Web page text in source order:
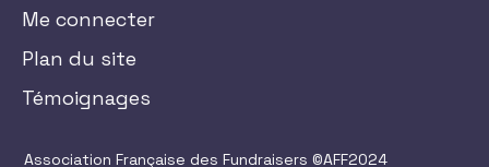
Me connecter
Plan du site
Témoignages
Association Française des Fundraisers ©AFF2024